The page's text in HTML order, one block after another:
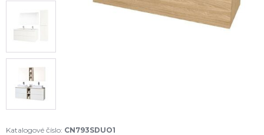
Katalogové číslo: CN793SDUO1